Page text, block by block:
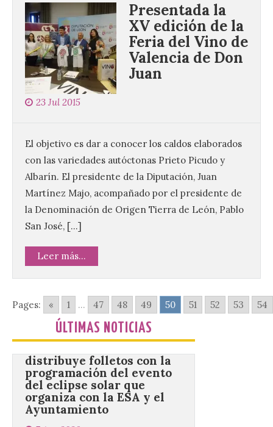
Presentada la
XV edición de la
Feria del Vino de
Valencia de Don
Juan
23 Jul 2015
El objetivo es dar a conocer los caldos elaborados
con las variedades autóctonas Prieto Picudo y
Albarín. El presidente de la Diputación, Juan
Martínez Majo, acompañado por el presidente de
la Denominación de Origen Tierra de León, Pablo
San José, […]
Leer más...
Pages: « 1 ... 47 48 49 50 51 52 53 54
ÚLTIMAS NOTICIAS
UPL insta a la Junta a
actuar para salvar el
castillo del Asmesnal, un
Un Bien de Interés
Cultural abandonado
desde 1949. Los
procuradores leonesistas
plantean que la Junta
contacte cuanto antes con los
propietarios para exigirles medidas
inmediatas que frenen el deterioro y el
riesgo de colapso. Los procuradores de
Unión del Pueblo […]
La Universidad de León
distribuye folletos con la
programación del evento
del eclipse solar que
organiza con la ESA y el
Ayuntamiento
7 Ago 2026